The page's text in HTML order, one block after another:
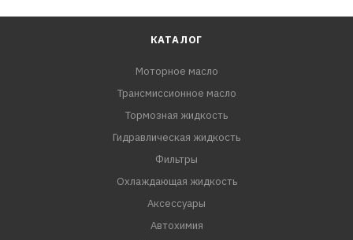
КАТАЛОГ
Моторное масло
Трансмиссионное масло
Тормозная жидкость
Гидравлическая жидкость
Фильтры
Охлаждающая жидкость
Аксессуары
Автохимия